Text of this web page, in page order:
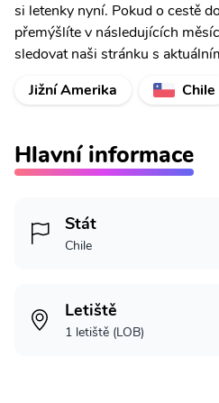
si letenky nyní. Pokud o cestě
přemýšlíte v následujících
sledovat naši stránku s
Jižní Amerika
Chile
Hlavní informace
Stát
Chile
Letiště
1 letiště (LOB)